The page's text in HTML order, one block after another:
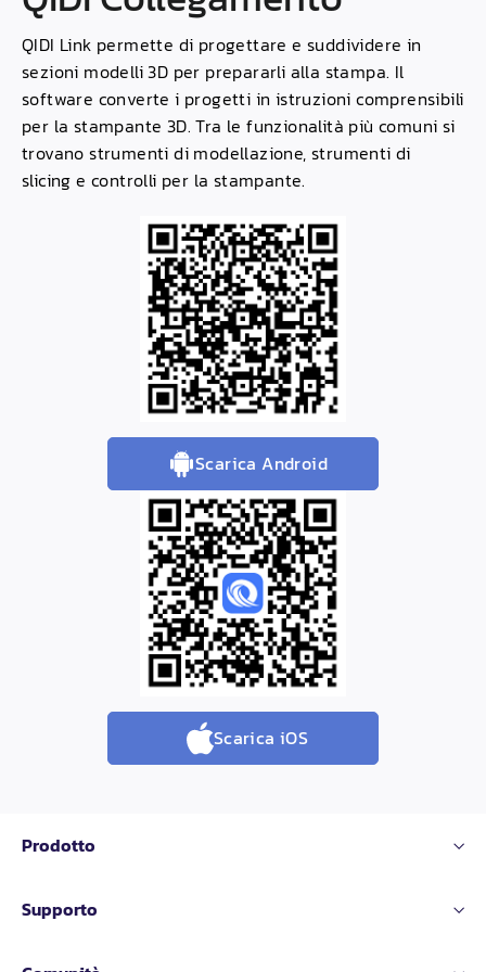
QIDI Link permette di progettare e suddividere in
sezioni modelli 3D per prepararli alla stampa. Il
software converte i progetti in istruzioni comprensibili
per la stampante 3D. Tra le funzionalità più comuni si
trovano strumenti di modellazione, strumenti di
slicing e controlli per la stampante.
Scarica Android
Scarica iOS
Prodotto
Supporto